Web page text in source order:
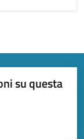
su questa